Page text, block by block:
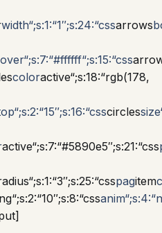
width“;s:1:“1″;s:24:“cssarrows
coloractive“;s:18:“rgb(178,
circles
active“;s:7:“#5890e5″;s:21:“css
pagitem